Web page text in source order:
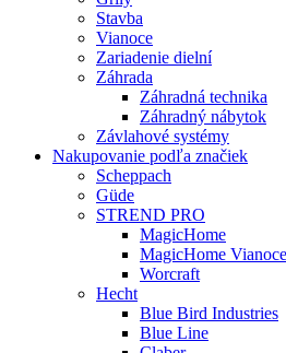
Stavba
Vianoce
Zariadenie dielní
Záhrada
Záhradná technika
Záhradný nábytok
Závlahové systémy
Nakupovanie podľa značiek
Scheppach
Güde
STREND PRO
MagicHome
MagicHome Vianoce
Worcraft
Hecht
Blue Bird Industries
Blue Line